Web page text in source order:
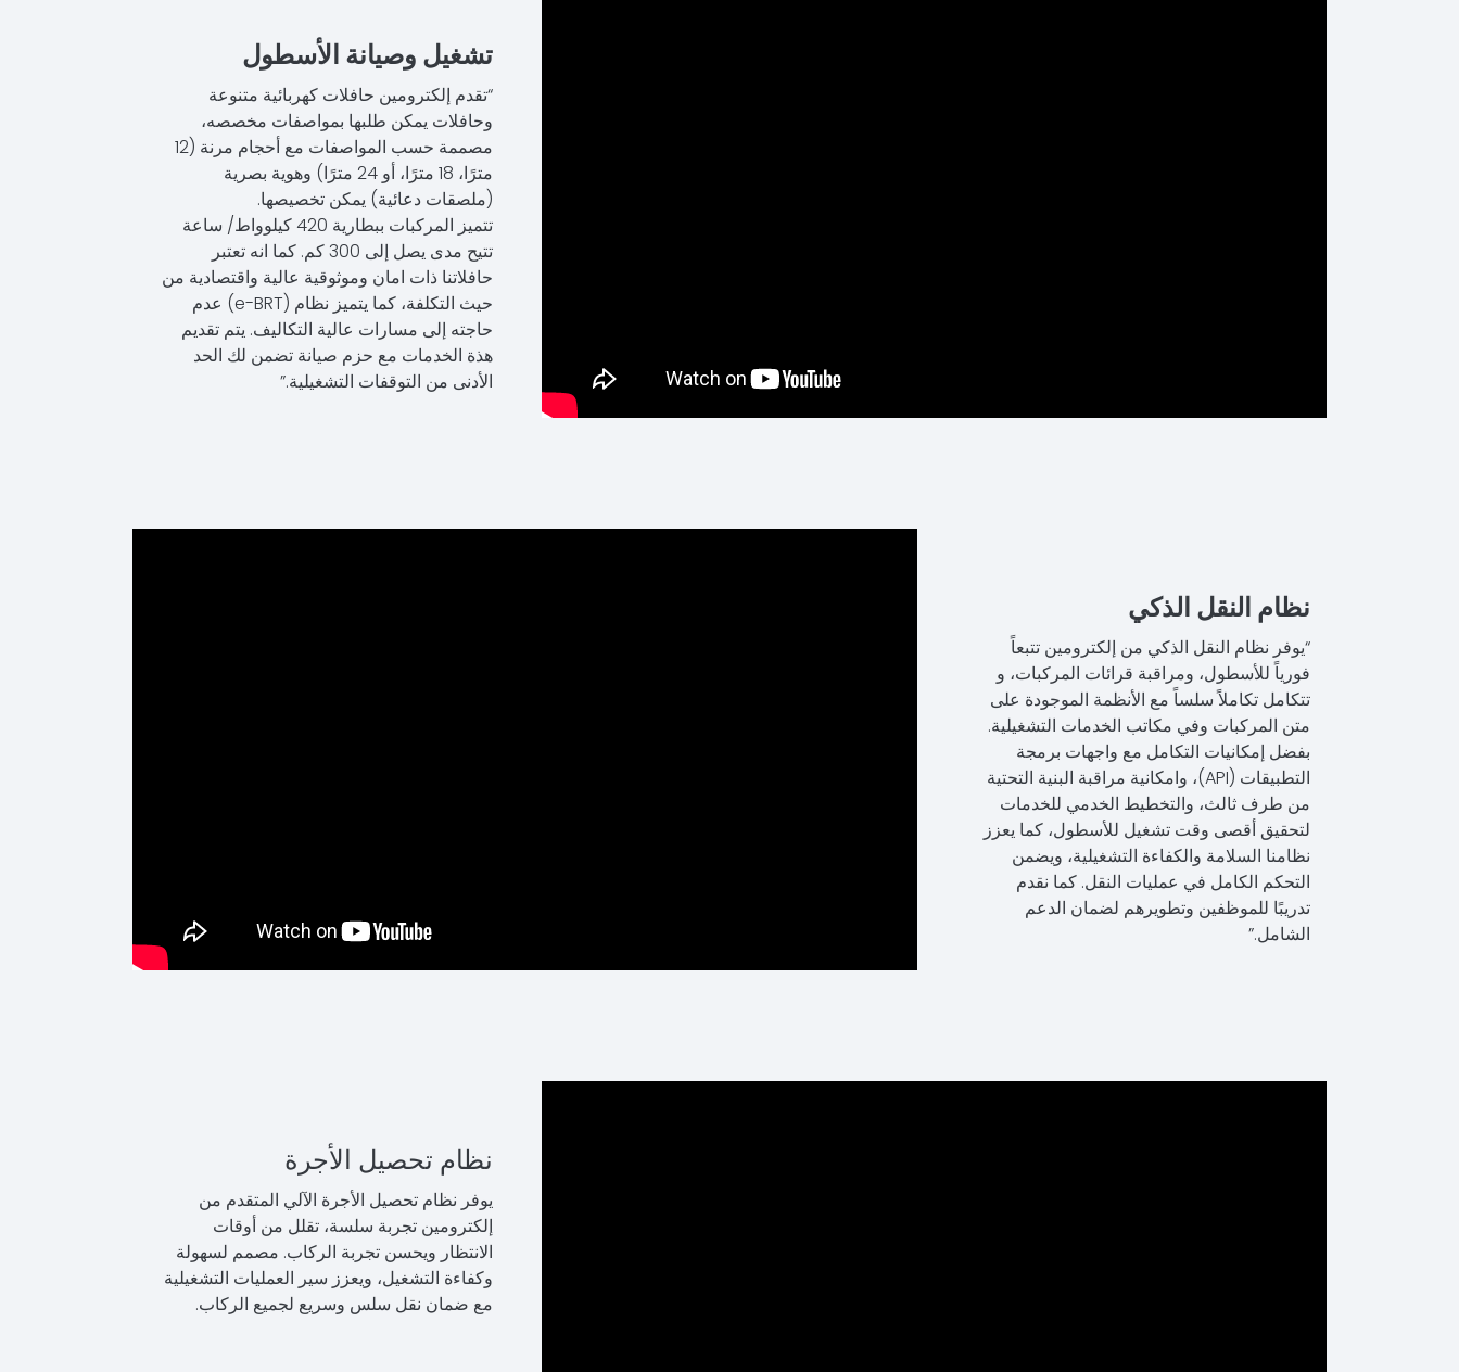
تشغيل وصيانة الأسطول
“تقدم إلكترومين حافلات كهربائية متنوعة
وحافلات يمكن طلبها بمواصفات مخصصه،
مصممة حسب المواصفات مع أحجام مرنة (12
مترًا، 18 مترًا، أو 24 مترًا) وهوية بصرية
(ملصقات دعائية) يمكن تخصيصها.
تتميز المركبات ببطارية 420 كيلوواط/ ساعة
تتيح مدى يصل إلى 300 كم. كما انه تعتبر
حافلاتنا ذات امان وموثوقية عالية واقتصادية من
حيث التكلفة، كما يتميز نظام (e-BRT) عدم
حاجته إلى مسارات عالية التكاليف. يتم تقديم
هذة الخدمات مع حزم صيانة تضمن لك الحد
الأدنى من التوقفات التشغيلية.”
نظام النقل الذكي
“يوفر نظام النقل الذكي من إلكترومين تتبعاً
فورياً للأسطول، ومراقبة قرائات المركبات، و
تتكامل تكاملاً سلساً مع الأنظمة الموجودة على
متن المركبات وفي مكاتب الخدمات التشغيلية.
بفضل إمكانيات التكامل مع واجهات برمجة
التطبيقات (API)، وامكانية مراقبة البنية التحتية
من طرف ثالث، والتخطيط الخدمي للخدمات
لتحقيق أقصى وقت تشغيل للأسطول، كما يعزز
نظامنا السلامة والكفاءة التشغيلية، ويضمن
التحكم الكامل في عمليات النقل. كما نقدم
تدريبًا للموظفين وتطويرهم لضمان الدعم
الشامل.”
نظام تحصيل الأجرة
يوفر نظام تحصيل الأجرة الآلي المتقدم من
إلكترومين تجربة سلسة، تقلل من أوقات
الانتظار ويحسن تجربة الركاب. مصمم لسهولة
وكفاءة التشغيل، ويعزز سير العمليات التشغيلية
مع ضمان نقل سلس وسريع لجميع الركاب.